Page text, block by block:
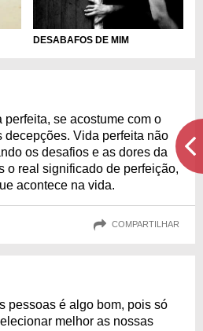
DESABAFOS DE MIM
perfeita, se acostume com o
decepções. Vida perfeita não
os desafios e as dores da
o real significado de perfeição,
acontece na vida.
COMPARTILHAR
pessoas é algo bom, pois só
melhor as nossas